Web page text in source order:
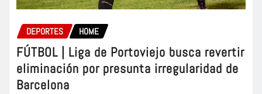
DEPORTES HOME
FÚTBOL | Liga de Portoviejo busca revertir
eliminación por presunta irregularidad de
Barcelona